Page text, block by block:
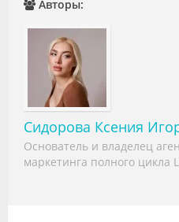
Объявления
Видео
Форум
Клиники
Специалисты
Авторы:
Сидорова Ксения
Основатель и владелец
маркетинга полного цикла